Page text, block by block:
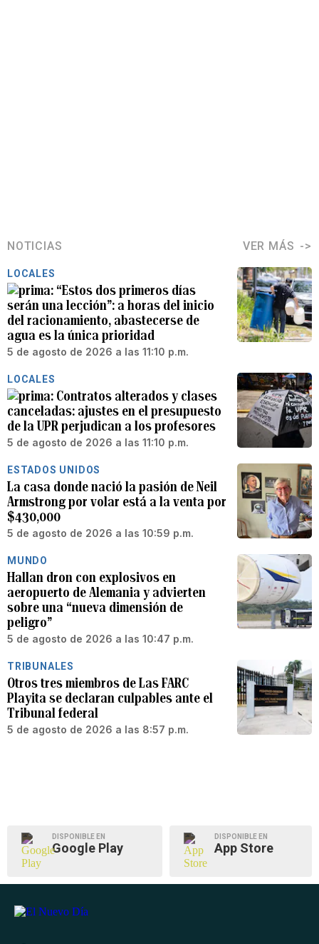
NOTICIAS VER MÁS
LOCALES
“Estos dos primeros días
serán una lección”: a horas del inicio
del racionamiento, abastecerse de
agua es la única prioridad
5 de agosto de 2026 a las 11:10 p.m.
LOCALES
Contratos alterados y clases
canceladas: ajustes en el presupuesto
de la UPR perjudican a los profesores
5 de agosto de 2026 a las 11:10 p.m.
ESTADOS UNIDOS
La casa donde nació la pasión de Neil
Armstrong por volar está a la venta por
$430,000
5 de agosto de 2026 a las 10:59 p.m.
MUNDO
Hallan dron con explosivos en
aeropuerto de Alemania y advierten
sobre una “nueva dimensión de
peligro”
5 de agosto de 2026 a las 10:47 p.m.
TRIBUNALES
Otros tres miembros de Las FARC
Playita se declaran culpables ante el
Tribunal federal
5 de agosto de 2026 a las 8:57 p.m.
DISPONIBLE EN
Google Play
DISPONIBLE EN
App Store